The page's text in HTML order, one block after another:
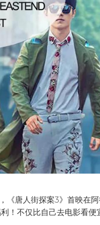
，《唐人街探案3》首映
！不仅比自己去电影看